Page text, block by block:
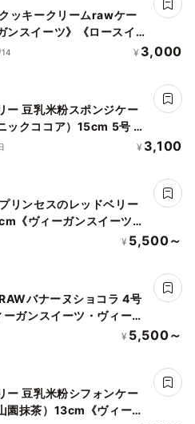
ッキークリームrawケー
ンスイーツ》《ロースイー
¥ 3,000
ー 豆乳米粉スポンジケー
ックココア）15cm 5号 ヴ
ルギー対応 小麦なし 卵な
¥ 3,100
リンセスのレッドベリー
《ヴィーガンスイーツ・
ーキ》《ロースイーツ》
¥ 5,500～
バナーヌショコラ 4号
ガンスイーツ・ヴィーガ
ロースイーツ》
¥ 5,500～
ー 豆乳米粉シフォンケー
園抹茶）13cm《ヴィーガ